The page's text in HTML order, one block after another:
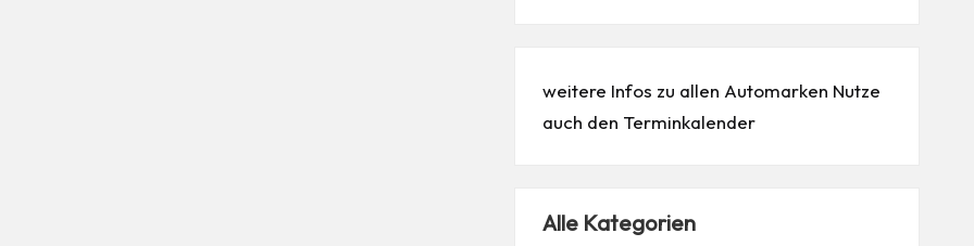
weitere Infos zu allen Automarken Nutze
auch den Terminkalender
Alle Kategorien